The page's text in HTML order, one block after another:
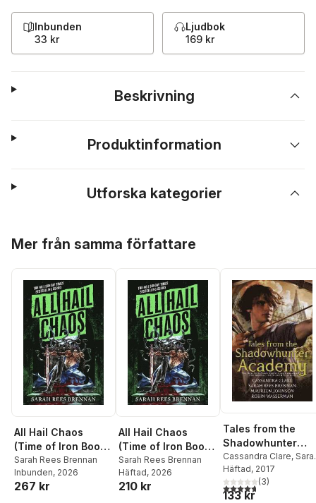
Inbunden
33 kr
Ljudbok
169 kr
Beskrivning
Produktinformation
Utforska kategorier
Mer från samma författare
All Hail Chaos
(Time of Iron Book
2)
Sarah Rees Brennan
Inbunden, 2026
267 kr
All Hail Chaos
(Time of Iron Book
2)
Sarah Rees Brennan
Häftad, 2026
210 kr
Tales from the
Shadowhunter
Academy
Cassandra Clare,
Rees Brennan
Johnson,Robin
Wasserman
Häftad, 2017
4,7utav 5 stjärnor.
(3)
133 kr